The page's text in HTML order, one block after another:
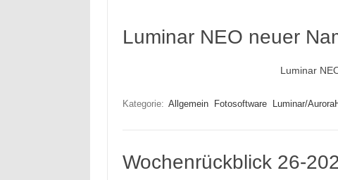
Luminar NEO neuer
Luminar
Kategorie: Allgemein Fotosoftware Luminar/
Wochenrückblick 26-